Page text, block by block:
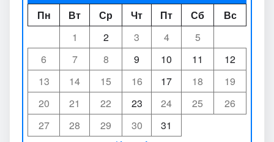
Пн
Вт Ср Чт Пт Сб
Вс
1
2 3 4
5
6
7 8 9 10 11
12
13
14 15 16 17 18
19
20
21 22 23 24 25
26
27
28 29 30
31